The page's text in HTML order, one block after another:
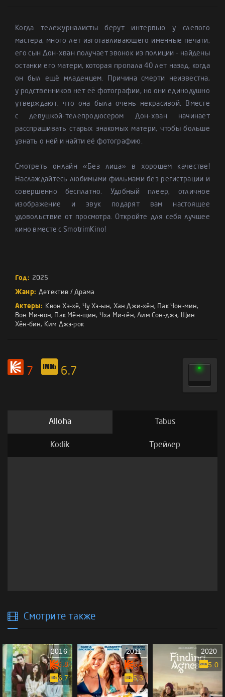
Когда тележурналисты берут интервью у слепого
мастера, много лет изготавливающего именные печати,
его сын Дон-хван получает звонок из полиции - найдены
останки его матери, которая пропала 40 лет назад, когда
он был ещё младенцем. Причина смерти неизвестна,
у родственников нет её фотографии, но они единодушно
утверждают, что она была очень некрасивой. Вместе
с девушкой-телепродюсером Дон-хван начинает
расспрашивать старых знакомых матери, чтобы больше
узнать о ней и найти её фотографию.
Смотреть онлайн «Без лица» в хорошем качестве!
Наслаждайтесь любимыми фильмами без регистрации и
совершенно бесплатно. Удобный плеер, отличное
изображение и звук подарят вам настоящее
удовольствие от просмотра. Откройте для себя лучшее
кино вместе с SmotrimKino!
Год: 2025
Жанр: Детектив /Драма
Актеры: Квон Хэ-хё, Чу Хэ-ын, Хан Джи-хён, Пак Чон-мин,
Вон Ми-вон, Пак Мён-щин, Чха Ми-гён,Лим Сон-джэ, Щин
Хён-бин, Ким Джэ-рок
7 6.7
Alloha Tabus
Kodik Трейлер
Смотрите также
2016
6.8
6.7
2011
6.4
5.3
2020
5.0